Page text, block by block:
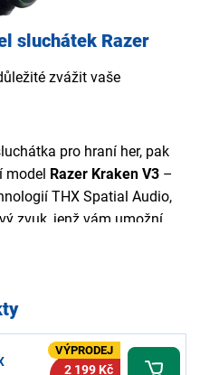
sluchátek Razer
zvážit vaše
pro hraní her, pak
model Razer Kraken V3 –
THX Spatial Audio,
zvuk, jenž vám umožní
a vychutnat si všechny
mikrofonem s
VÝPRODEJ
2 199 Kč